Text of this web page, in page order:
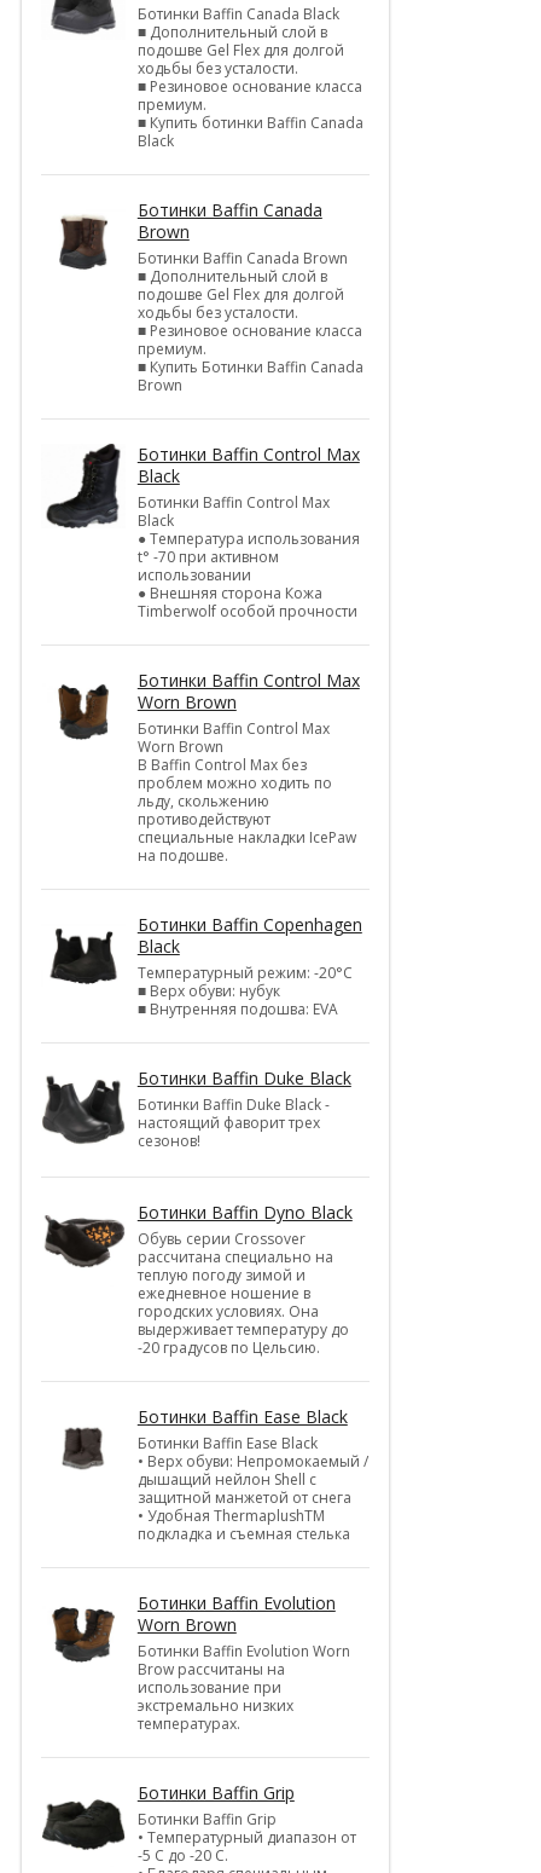
Ботинки Baffin Canada Black
■ Дополнительный слой в
подошве Gel Flex для долгой
ходьбы без усталости.
■ Резиновое основание класса
премиум.
■ Купить ботинки Baffin Canada
Black
Ботинки Baffin Canada
Brown
Ботинки Baffin Canada Brown
■ Дополнительный слой в
подошве Gel Flex для долгой
ходьбы без усталости.
■ Резиновое основание класса
премиум.
■ Купить Ботинки Baffin Canada
Brown
Ботинки Baffin Control Max
Black
Ботинки Baffin Control Max
Black
● Температура использования
t° -70 при активном
использовании
● Внешняя сторона Кожа
Timberwolf особой прочности
Ботинки Baffin Control Max
Worn Brown
Ботинки Baffin Control Max
Worn Brown
В Baffin Control Max без
проблем можно ходить по
льду, скольжению
противодействуют
специальные накладки IcePaw
на подошве.
Ботинки Baffin Copenhagen
Black
Температурный режим: -20°С
■ Верх обуви: нубук
■ Внутренняя подошва: EVA
Ботинки Baffin Duke Black
Ботинки Baffin Duke Black -
настоящий фаворит трех
сезонов!
Ботинки Baffin Dyno Black
Обувь серии Crossover
рассчитана специально на
теплую погоду зимой и
ежедневное ношение в
городских условиях. Она
выдерживает температуру до
-20 градусов по Цельсию.
Ботинки Baffin Ease Black
Ботинки Baffin Ease Black
• Верх обуви: Непромокаемый /
дышащий нейлон Shell c
защитной манжетой от снега
• Удобная ThermaplushTM
подкладка и съемная стелька
Ботинки Baffin Evolution
Worn Brown
Ботинки Baffin Evolution Worn
Brow рассчитаны на
использование при
экстремально низких
температурах.
Ботинки Baffin Grip
Ботинки Baffin Grip
• Температурный диапазон от
-5 С до -20 С.